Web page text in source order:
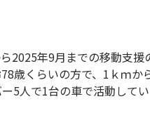
2025年9月までの移動支
歳くらいの方で、1ｋｍか
5人で1台の車で活動して